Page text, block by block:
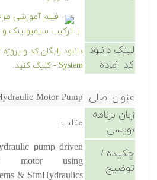
فیلم آموزشی
با ترکیب سیمیولینک
لینک دانلود
کد آماده
System - کلیک کنید.
عنوان اصلی Motor Pump
زبان برنامه
نویسی
متلب
چکیده /
توضیح
pump driven
motor using
& SimHydraulics